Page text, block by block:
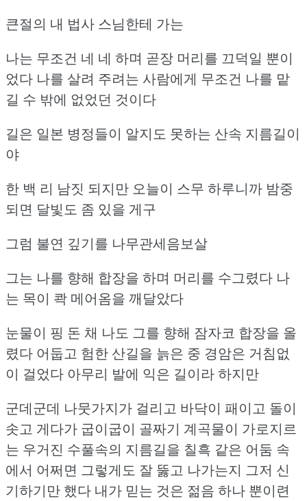
큰절의 내 법사 스님한테 가는
나는 무조건 네 네 하며 곧장 머리를 끄덕일 뿐이
었다 나를 살려 주려는 사람에게 무조건 나를 맡
길 수 밖에 없었던 것이다
길은 일본 병정들이 알지도 못하는 산속 지름길이
야
한 백 리 남짓 되지만 오늘이 스무 하루니까 밤중
되면 달빛도 좀 있을 게구
그럼 불연 깊기를 나무관세음보살
그는 나를 향해 합장을 하며 머리를 수그렸다 나
는 목이 콱 메어옴을 깨달았다
눈물이 핑 돈 채 나도 그를 향해 잠자코 합장을 올
렸다 어둡고 험한 산길을 늙은 중 경암은 거침없
이 걸었다 아무리 발에 익은 길이라 하지만
군데군데 나뭇가지가 걸리고 바닥이 패이고 돌이
솟고 게다가 굽이굽이 골짜기 계곡물이 가로지르
는 우거진 수풀속의 지름길을 칠흑 같은 어둠 속
에서 어쩌면 그렇게도 잘 뚫고 나가는지 그저 신
기하기만 했다 내가 믿는 것은 젊음 하나 뿐이련